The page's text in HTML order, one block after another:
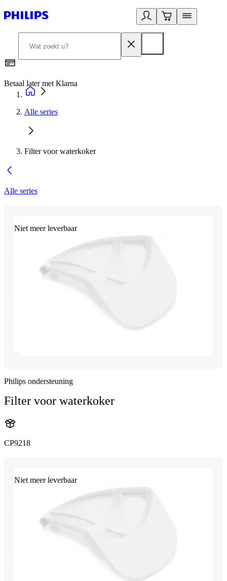
Betaal later met Klarna
Alle series
Filter voor waterkoker
Alle series
Niet meer leverbaar
Philips ondersteuning
Filter voor waterkoker
CP9218
Niet meer leverbaar